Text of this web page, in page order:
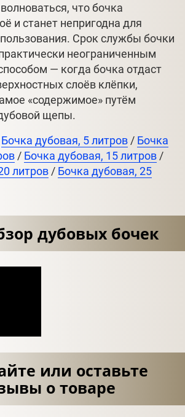
что бочка
и станет непригодна для
Срок службы бочки
неограниченным
— когда бочка отдаст
слоёв клёпки,
«содержимое» путём
щепы.
Бочка дубовая, 5 литров/ Бочка
/ Бочка дубовая, 15 литров/
литров/ Бочка дубовая, 25
дубовых бочек
или оставьте
о товаре